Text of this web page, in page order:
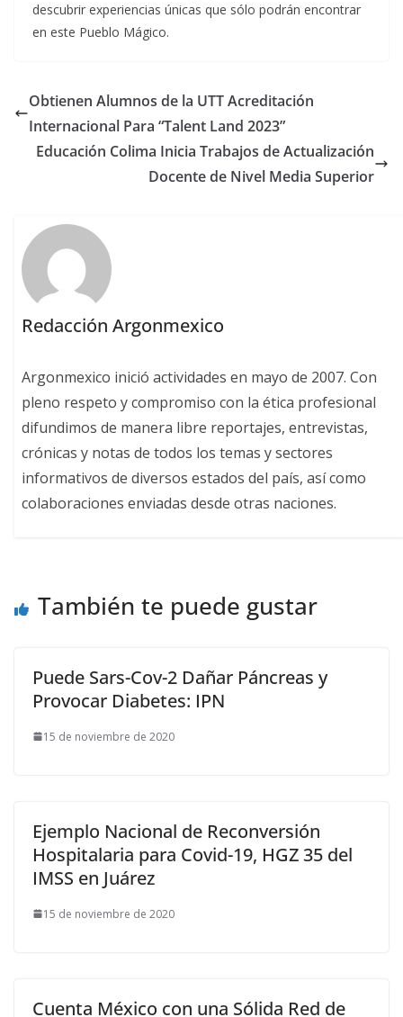
descubrir experiencias únicas que sólo podrán encontrar
en este Pueblo Mágico.
Obtienen Alumnos de la UTT Acreditación
Internacional Para “Talent Land 2023”
Educación Colima Inicia Trabajos de Actualización
Docente de Nivel Media Superior
Redacción Argonmexico
Argonmexico inició actividades en mayo de 2007. Con
pleno respeto y compromiso con la ética profesional
difundimos de manera libre reportajes, entrevistas,
crónicas y notas de todos los temas y sectores
informativos de diversos estados del país, así como
colaboraciones enviadas desde otras naciones.
También te puede gustar
Puede Sars-Cov-2 Dañar Páncreas y
Provocar Diabetes: IPN
15 de noviembre de 2020
Ejemplo Nacional de Reconversión
Hospitalaria para Covid-19, HGZ 35 del
IMSS en Juárez
15 de noviembre de 2020
Cuenta México con una Sólida Red de